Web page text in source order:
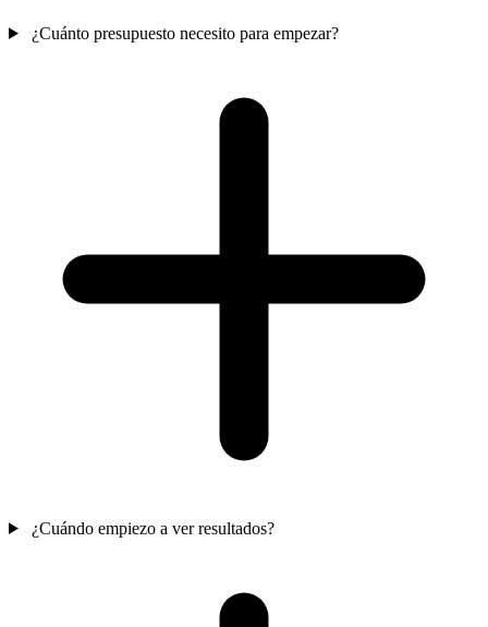
¿Cuánto presupuesto necesito para empezar?
¿Cuándo empiezo a ver resultados?